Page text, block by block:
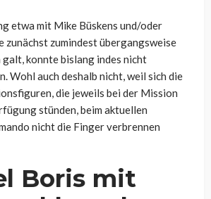
etwa mit Mike Büskens und/oder
zunächst zumindest übergangsweise
konnte bislang indes nicht
Wohl auch deshalb nicht, weil sich die
die jeweils bei der Mission
stünden, beim aktuellen
nicht die Finger verbrennen
Boris mit